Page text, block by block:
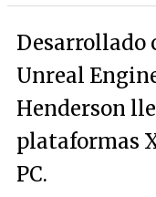
Desarrollado
Unreal
Henderson
plataformas
PC.